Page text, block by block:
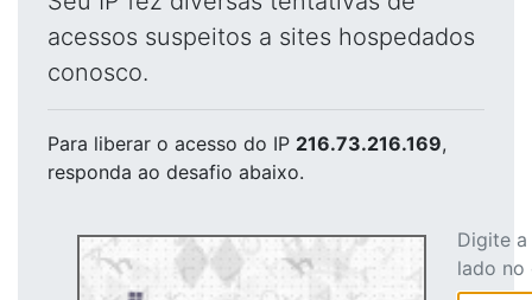
acessos suspeitos a sites hospedados
conosco.
Para liberar o acesso do IP 216.73.216.169,
responda ao desafio abaixo.
Digite
lado no